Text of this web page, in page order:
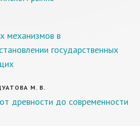
механизмов в
государственных
М. В.
древности до современности